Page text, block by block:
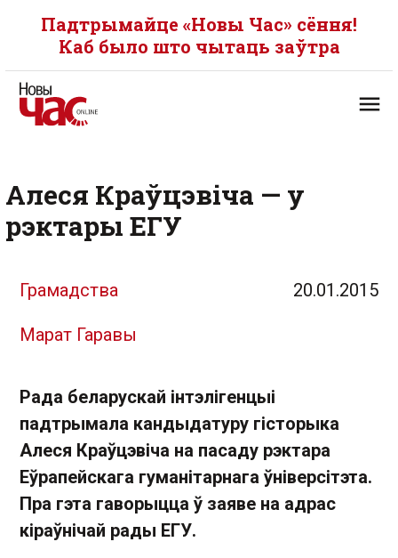
Падтрымайце «Новы Час» сёння!
Каб было што чытаць заўтра
Алеся Краўцэвіча — у
рэктары ЕГУ
Грамадства 20.01.2015
Марат Гаравы
Рада беларускай інтэлігенцыі
падтрымала кандыдатуру гісторыка
Алеся Краўцэвіча на пасаду рэктара
Еўрапейскага гуманітарнага ўніверсітэта.
Пра гэта гаворыцца ў заяве на адрас
кіраўнічай рады ЕГУ.